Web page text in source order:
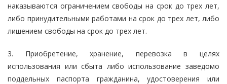
наказываются ограничением свободы на срок до трех лет,
либо принудительными работами на срок до трех лет, либо
лишением свободы на срок до трех лет.
3. Приобретение, хранение, перевозка в целях
использования или сбыта либо использование заведомо
поддельных паспорта гражданина, удостоверения или